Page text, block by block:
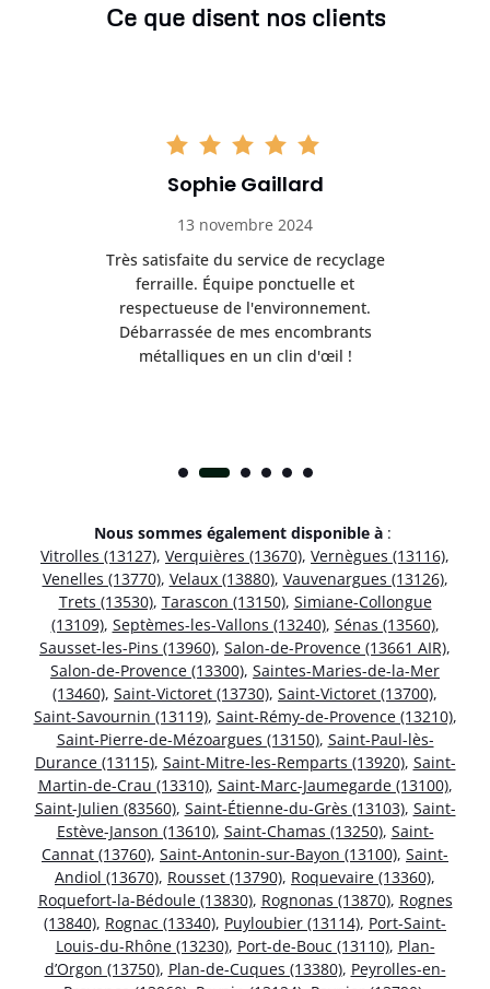
Ce que disent nos clients
Sophie Gaillard
13 novembre 2024
Très satisfaite du service de recyclage
ferraille. Équipe ponctuelle et
respectueuse de l'environnement.
Débarrassée de mes encombrants
métalliques en un clin d'œil !
Nous sommes également disponible à :
Vitrolles (13127), Verquières (13670), Vernègues (13116),
Venelles (13770), Velaux (13880), Vauvenargues (13126),
Trets (13530), Tarascon (13150), Simiane-Collongue
(13109), Septèmes-les-Vallons (13240), Sénas (13560),
Sausset-les-Pins (13960), Salon-de-Provence (13661 AIR),
Salon-de-Provence (13300), Saintes-Maries-de-la-Mer
(13460), Saint-Victoret (13730), Saint-Victoret (13700),
Saint-Savournin (13119), Saint-Rémy-de-Provence (13210),
Saint-Pierre-de-Mézoargues (13150), Saint-Paul-lès-
Durance (13115), Saint-Mitre-les-Remparts (13920), Saint-
Martin-de-Crau (13310), Saint-Marc-Jaumegarde (13100),
Saint-Julien (83560), Saint-Étienne-du-Grès (13103), Saint-
Estève-Janson (13610), Saint-Chamas (13250), Saint-
Cannat (13760), Saint-Antonin-sur-Bayon (13100), Saint-
Andiol (13670), Rousset (13790), Roquevaire (13360),
Roquefort-la-Bédoule (13830), Rognonas (13870), Rognes
(13840), Rognac (13340), Puyloubier (13114), Port-Saint-
Louis-du-Rhône (13230), Port-de-Bouc (13110), Plan-
d’Orgon (13750), Plan-de-Cuques (13380), Peyrolles-en-